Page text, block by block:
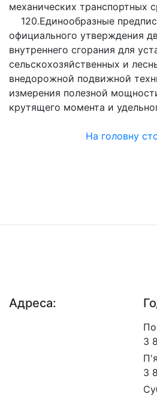
механических транспортных
120.Единообразные
официального утверждения
внутреннего сгорания для
сельскохозяйственных и
внедорожной подвижной
измерения полезной
крутящего момента и
На головну
Адреса:
З
З